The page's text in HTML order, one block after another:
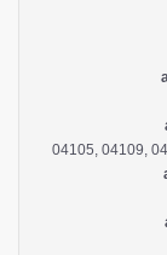
04105, 04109,